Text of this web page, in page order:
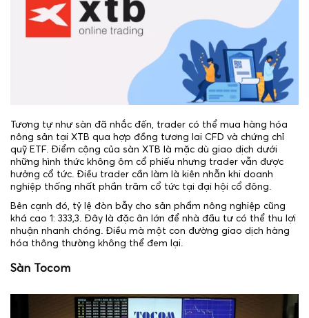
Tương tự như sàn đã nhắc đến, trader có thể mua hàng hóa
nông sản tại XTB qua hợp đồng tương lai CFD và chứng chỉ
quỹ ETF. Điểm cộng của sàn XTB là mặc dù giao dịch dưới
những hình thức không ôm cổ phiếu nhưng trader vẫn được
hưởng cổ tức. Điều trader cần làm là kiên nhẫn khi doanh
nghiệp thống nhất phần trăm cổ tức tại đại hội cổ đông.
Bên cạnh đó, tỷ lệ đòn bẫy cho sản phẩm nông nghiệp cũng
khá cao 1: 333,3. Đây là đặc ân lớn để nhà đầu tư có thể thu lợi
nhuận nhanh chóng. Điều mà một con đường giao dịch hàng
hóa thông thường không thể đem lại.
Sàn Tocom